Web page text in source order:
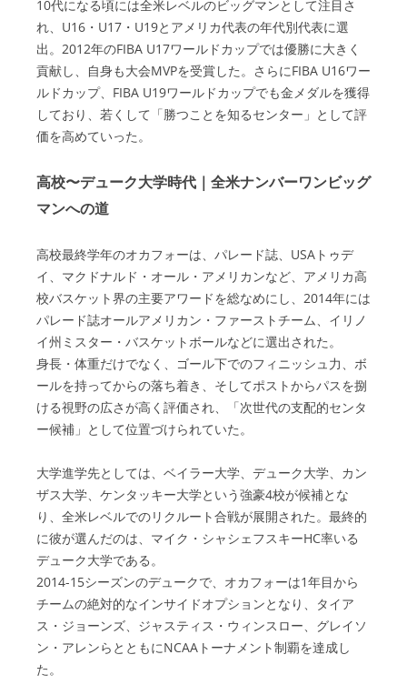
10代になる頃には全米レベルのビッグマンとして注目さ
れ、U16・U17・U19とアメリカ代表の年代別代表に選
出。2012年のFIBA U17ワールドカップでは優勝に大きく
貢献し、自身も大会MVPを受賞した。さらにFIBA U16ワー
ルドカップ、FIBA U19ワールドカップでも金メダルを獲得
しており、若くして「勝つことを知るセンター」として評
価を高めていった。
高校〜デューク大学時代｜全米ナンバーワンビッグ
マンへの道
高校最終学年のオカフォーは、パレード誌、USAトゥデ
イ、マクドナルド・オール・アメリカンなど、アメリカ高
校バスケット界の主要アワードを総なめにし、2014年には
パレード誌オールアメリカン・ファーストチーム、イリノ
イ州ミスター・バスケットボールなどに選出された。
身長・体重だけでなく、ゴール下でのフィニッシュ力、ボ
ールを持ってからの落ち着き、そしてポストからパスを捌
ける視野の広さが高く評価され、「次世代の支配的センタ
ー候補」として位置づけられていた。
大学進学先としては、ベイラー大学、デューク大学、カン
ザス大学、ケンタッキー大学という強豪4校が候補とな
り、全米レベルでのリクルート合戦が展開された。最終的
に彼が選んだのは、マイク・シャシェフスキーHC率いる
デューク大学である。
2014-15シーズンのデュークで、オカフォーは1年目から
チームの絶対的なインサイドオプションとなり、タイア
ス・ジョーンズ、ジャスティス・ウィンスロー、グレイソ
ン・アレンらとともにNCAAトーナメント制覇を達成し
た。